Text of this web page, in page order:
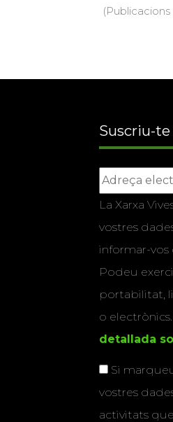
(Publicacions
Suscriu-te
La Xarxa
vostres
informar-vos
Podeu
portabilitat,
o
detallada
Si
vostres
activitats